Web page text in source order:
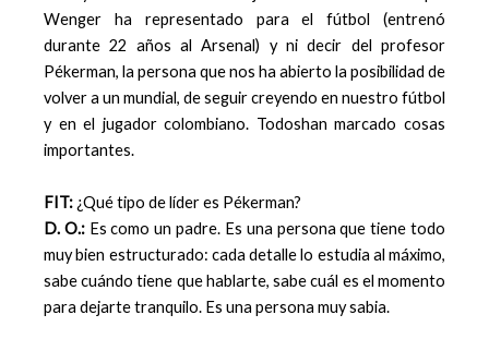
Wenger ha representado para el fútbol (entrenó
durante 22 años al Arsenal) y ni decir del profesor
Pékerman, la persona que nos ha abierto la posibilidad de
volver a un mundial, de seguir creyendo en nuestro fútbol
y en el jugador colombiano. Todoshan marcado cosas
importantes.
FIT: ¿Qué tipo de líder es Pékerman?
D. O.:Es como un padre. Es una persona que tiene todo
muy bien estructurado: cada detalle lo estudia al máximo,
sabe cuándo tiene que hablarte, sabe cuál es el momento
para dejarte tranquilo. Es una persona muy sabia.